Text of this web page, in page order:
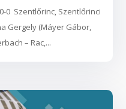
0-0 Szentlőrinc, Szentlőrinci
Gergely (Máyer Gábor,
– Rac,...